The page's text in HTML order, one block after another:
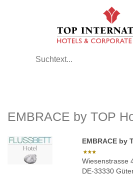
EMBRACE by TOP
EMBRACE by
Wiesenstrasse
DE-33330